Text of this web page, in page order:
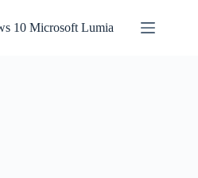
10 Microsoft Lumia